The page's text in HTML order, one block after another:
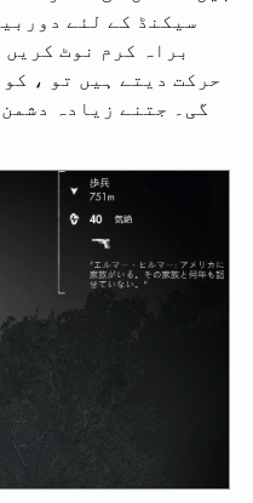
سیکنڈ کے لئے
براہ کرم نوٹ
حرکت دیتے ہیں تو ،
گی۔ جتنے زیادہ